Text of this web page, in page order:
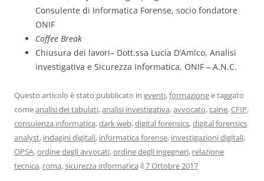
Consulente di Informatica Forense, socio fondatore
ONIF
Coffee Break
Chiusura dei lavori– Dott.ssa Lucia D’Amico, Analisi
investigativa e Sicurezza Informatica, ONIF – A.N.C.
Questo articolo è stato pubblicato in eventi,formazionee taggato
comeanalisi dei tabulati,analisi investigativa,avvocato,caine,CFIP,
consulenza informatica,dark web,digital forensics,digital forensics
analyst, indagini digitali, informatica forense, investigazioni digitali,
OPSA,ordine degli avvocati,ordine degli ingegneri, relazione
tecnica, roma,sicurezza informatica il7 Ottobre 2017